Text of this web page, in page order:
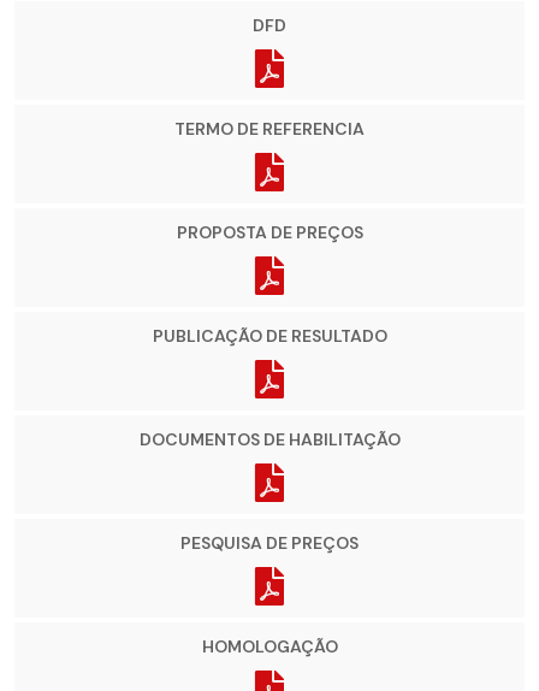
DFD
TERMO DE REFERENCIA
PROPOSTA DE PREÇOS
PUBLICAÇÃO DE RESULTADO
DOCUMENTOS DE HABILITAÇÃO
PESQUISA DE PREÇOS
HOMOLOGAÇÃO